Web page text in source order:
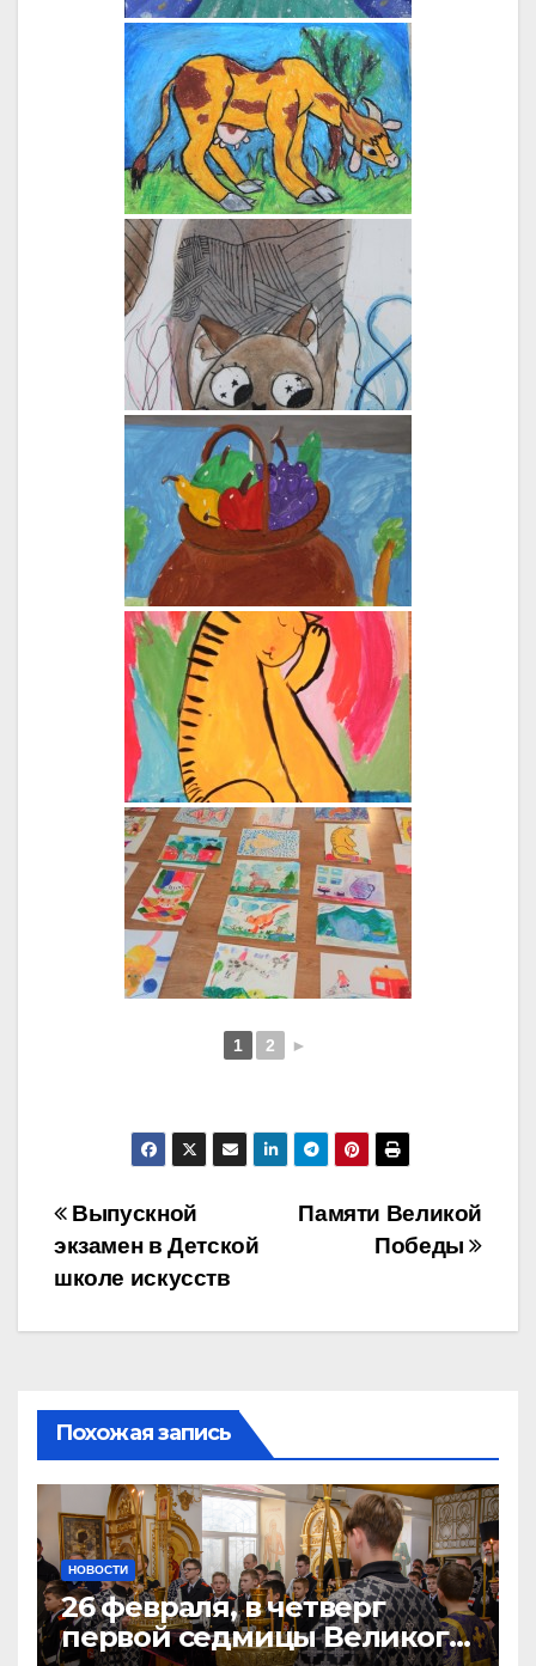
1 2 ►
Навигация
по
записям
Памяти Великой
Победы
Выпускной
экзамен в Детской
школе искусств
Похожая запись
НОВОСТИ
26 февраля, в четверг
первой седмицы Великого